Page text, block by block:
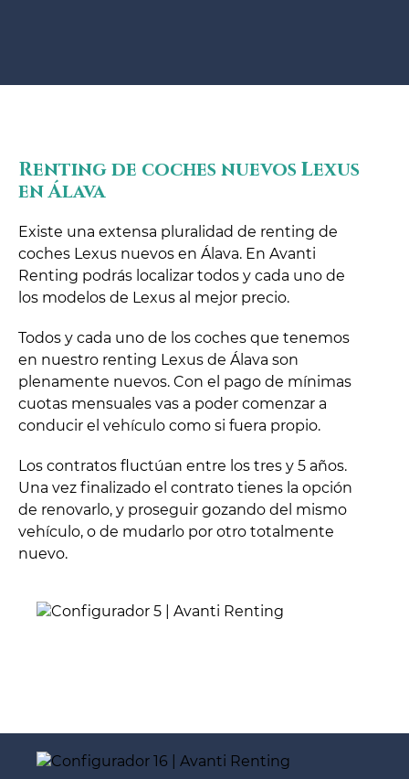
Renting de coches nuevos Lexus
en Álava
Existe una extensa pluralidad de renting de
coches Lexus nuevos en Álava. En Avanti
Renting podrás localizar todos y cada uno de
los modelos de Lexus al mejor precio.
Todos y cada uno de los coches que tenemos
en nuestro renting Lexus de Álava son
plenamente nuevos. Con el pago de mínimas
cuotas mensuales vas a poder comenzar a
conducir el vehículo como si fuera propio.
Los contratos fluctúan entre los tres y 5 años.
Una vez finalizado el contrato tienes la opción
de renovarlo, y proseguir gozando del mismo
vehículo, o de mudarlo por otro totalmente
nuevo.